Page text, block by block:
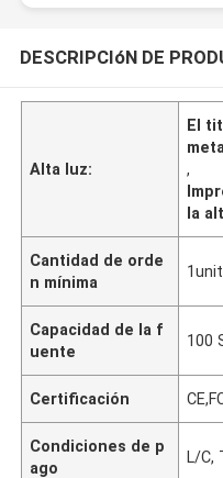
DESCRIPCIóN DE
Alta luz:
El
,
la
Cantidad de orde
n mínima
1unit
Capacidad de la f
uente
100
Certificación
Condiciones de p
ago
L/C,